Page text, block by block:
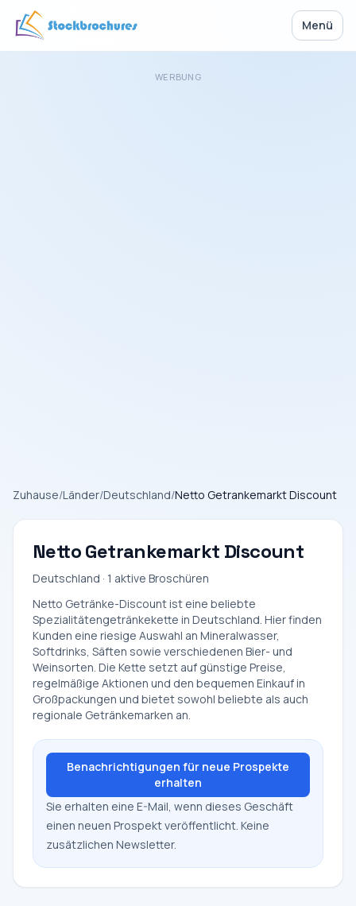
Menü
WERBUNG
Zuhause/Länder/Deutschland/Netto Getrankemarkt Discount
Netto Getrankemarkt Discount
Deutschland · 1 aktive Broschüren
Netto Getränke-Discount ist eine beliebte
Spezialitätengetränkekette in Deutschland. Hier finden
Kunden eine riesige Auswahl an Mineralwasser,
Softdrinks, Säften sowie verschiedenen Bier- und
Weinsorten. Die Kette setzt auf günstige Preise,
regelmäßige Aktionen und den bequemen Einkauf in
Großpackungen und bietet sowohl beliebte als auch
regionale Getränkemarken an.
Benachrichtigungen für neue Prospekte
erhalten
Sie erhalten eine E-Mail, wenn dieses Geschäft
einen neuen Prospekt veröffentlicht. Keine
zusätzlichen Newsletter.